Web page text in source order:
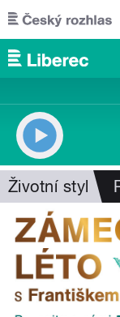
Přejít k hlavnímu
Životní styl